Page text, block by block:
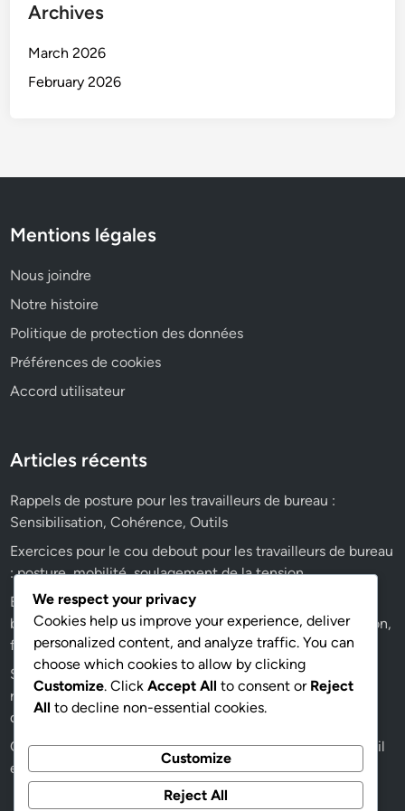
Archives
March 2026
February 2026
Mentions légales
Nous joindre
Notre histoire
Politique de protection des données
Préférences de cookies
Accord utilisateur
Articles récents
Rappels de posture pour les travailleurs de bureau :
Sensibilisation, Cohérence, Outils
Exercices pour le cou debout pour les travailleurs de bureau
: posture, mobilité, soulagement de la tension
Exercices de mobilité des épaules pour les travailleurs de
bureau : amplitude de mouvement, réduction de la tension,
force
Solutions d’éclairage pour minimiser la tension cervicale :
réduction de l’éblouissement, fatigue oculaire, ambiance
de travail
Conseils de gestion des câbles pour des espaces de travail
ergonomiques : organisation, sécurité, esthétique
We respect your privacy
Cookies help us improve your experience, deliver
personalized content, and analyze traffic. You can
choose which cookies to allow by clicking
Customize. Click Accept All to consent or Reject
All to decline non-essential cookies.
Customize
Reject All